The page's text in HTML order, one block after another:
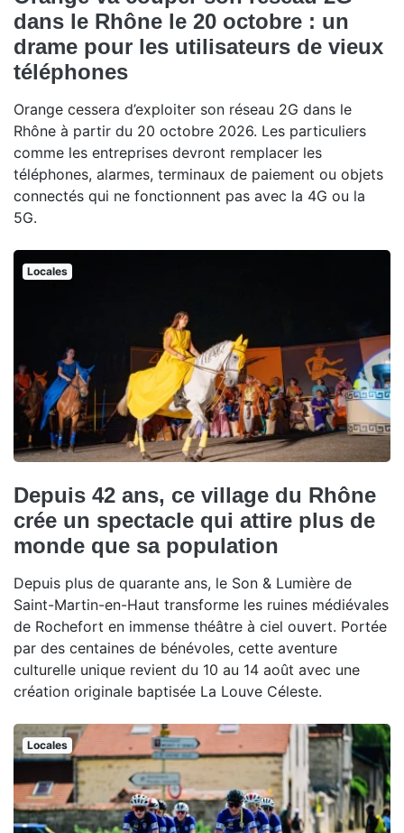
dans le Rhône le 20 octobre : un
drame pour les utilisateurs de vieux
téléphones
Orange cessera d’exploiter son réseau 2G dans le
Rhône à partir du 20 octobre 2026. Les particuliers
comme les entreprises devront remplacer les
téléphones, alarmes, terminaux de paiement ou objets
connectés qui ne fonctionnent pas avec la 4G ou la
5G.
Locales
Depuis 42 ans, ce village du Rhône
crée un spectacle qui attire plus de
monde que sa population
Depuis plus de quarante ans, le Son & Lumière de
Saint-Martin-en-Haut transforme les ruines médiévales
de Rochefort en immense théâtre à ciel ouvert. Portée
par des centaines de bénévoles, cette aventure
culturelle unique revient du 10 au 14 août avec une
création originale baptisée La Louve Céleste.
Locales